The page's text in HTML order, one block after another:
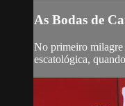
As Bodas de
No primeiro milagre
escatológica,